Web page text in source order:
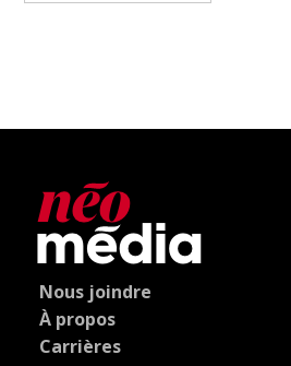
Nous joindre
À propos
Carrières